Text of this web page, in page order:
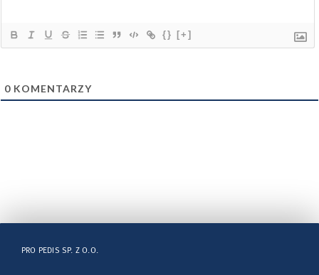
{} [+]
0 KOMENTARZY
PRO PEDIS SP. Z O.O.